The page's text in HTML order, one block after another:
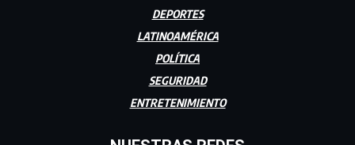
DEPORTES
LATINOAMÉRICA
POLÍTICA
SEGURIDAD
ENTRETENIMIENTO